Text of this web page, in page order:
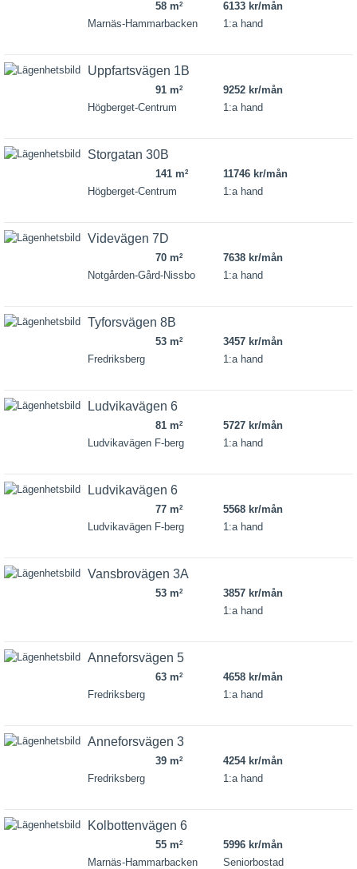
58 m2
6133 kr/mån
Marnäs-Hammarbacken
1:a hand
Uppfartsvägen 1B
91 m2
9252 kr/mån
Högberget-Centrum
1:a hand
Storgatan 30B
141 m2
11746 kr/mån
Högberget-Centrum
1:a hand
Videvägen 7D
70 m2
7638 kr/mån
Notgården-Gård-Nissbo
1:a hand
Tyforsvägen 8B
53 m2
3457 kr/mån
Fredriksberg
1:a hand
Ludvikavägen 6
81 m2
5727 kr/mån
Ludvikavägen F-berg
1:a hand
Ludvikavägen 6
77 m2
5568 kr/mån
Ludvikavägen F-berg
1:a hand
Vansbrovägen 3A
53 m2
3857 kr/mån
1:a hand
Anneforsvägen 5
63 m2
4658 kr/mån
Fredriksberg
1:a hand
Anneforsvägen 3
39 m2
4254 kr/mån
Fredriksberg
1:a hand
Kolbottenvägen 6
55 m2
5996 kr/mån
Marnäs-Hammarbacken
Seniorbostad